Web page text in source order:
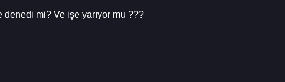
denedi mi? Ve işe yarıyor mu ???